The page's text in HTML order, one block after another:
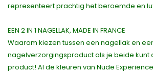
representeert prachtig het beroemde en
EEN 2 IN 1 NAGELLAK, MADE IN FRANCE
Waarom kiezen tussen een nagellak en
nagelverzorgingsproduct als je beide kunt
product! Al de kleuren van Nude